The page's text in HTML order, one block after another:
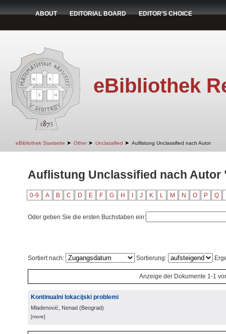
ABOUT EDITORIAL BOARD EDITOR'S CHOICE
eBibliothek
eBibliothek Startseite ➤ Other ➤ Unclassified ➤ Auflistung Unclassified nach Autor
Auflistung Unclassified nach Autor
0-9 A B C D E F G H J K L M N O P Q
Oder geben Sie die ersten Buchstaben ein:
Sortiert nach: Sortierung:
Anzeige der Dokumente 1-1
Kontinualni lokacijski problemi
Mladenović, Nenad (Beograd)
[more]